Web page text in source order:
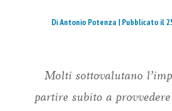
Di Antonio Potenza | Pubblicato il
Molti sottovalutano
partire subito a